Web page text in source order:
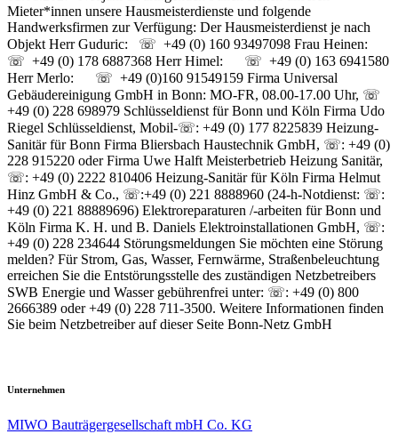
Mieter*innen unsere Hausmeisterdienste und folgende
Handwerksfirmen zur Verfügung: Der Hausmeisterdienst je nach
Objekt Herr Guduric: ☏ +49 (0) 160 93497098 Frau Heinen:
☏ +49 (0) 178 6887368 Herr Himel: ☏ +49 (0) 163 6941580
Herr Merlo: ☏ +49 (0)160 91549159 Firma Universal
Gebäudereinigung GmbH in Bonn: MO-FR, 08.00-17.00 Uhr, ☏
+49 (0) 228 698979 Schlüsseldienst für Bonn und Köln Firma Udo
Riegel Schlüsseldienst, Mobil-☏: +49 (0) 177 8225839 Heizung-
Sanitär für Bonn Firma Bliersbach Haustechnik GmbH, ☏: +49 (0)
228 915220 oder Firma Uwe Halft Meisterbetrieb Heizung Sanitär,
☏: +49 (0) 2222 810406 Heizung-Sanitär für Köln Firma Helmut
Hinz GmbH & Co., ☏:+49 (0) 221 8888960 (24-h-Notdienst: ☏:
+49 (0) 221 88889696) Elektroreparaturen /-arbeiten für Bonn und
Köln Firma K. H. und B. Daniels Elektroinstallationen GmbH, ☏:
+49 (0) 228 234644 Störungsmeldungen Sie möchten eine Störung
melden? Für Strom, Gas, Wasser, Fernwärme, Straßen­be­leuchtung
erreichen Sie die Entstörungsstelle des zuständigen Netzbetreibers
SWB Energie und Wasser gebührenfrei unter: ☏: +49 (0) 800
2666389 oder +49 (0) 228 711-3500. Weitere Informa­tionen finden
Sie beim Netzbetreiber auf dieser Seite Bonn-Netz GmbH
Unternehmen
MIWO Bauträgergesellschaft mbH Co. KG